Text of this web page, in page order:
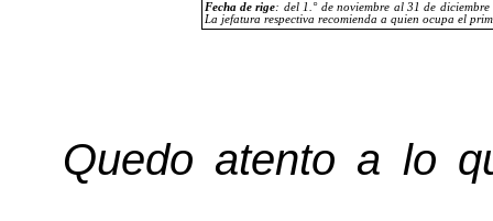
Fecha de rige: del 1.° de noviembre al 31 de
La jefatura respectiva recomienda a quien ocupa el
Quedo atento a lo